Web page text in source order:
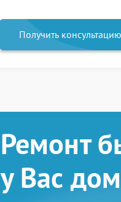
Получить консультацию
Ремонт
у Вас